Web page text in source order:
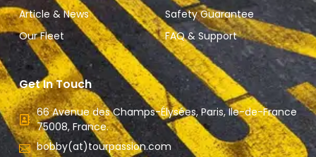
Article & News
Our Fleet
Safety Guarantee
FAQ & Support
Get In Touch
66 Avenue des Champs-Élysées, Paris, Ile-de-France
75008, France.
bobby(at)tourpassion.com